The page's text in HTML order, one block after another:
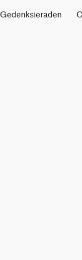
Gedenksieraden